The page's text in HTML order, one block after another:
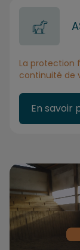
La protection
continuité de
En savoir